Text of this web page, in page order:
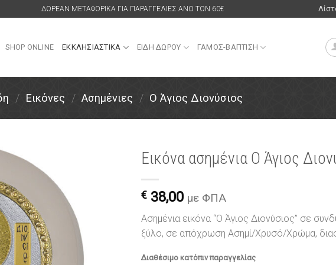
ΔΩΡΕΑΝ ΜΕΤΑΦΟΡΙΚΑ ΓΙΑ ΠΑΡΑΓΓΕΛΙΕΣ ΑΝΩ ΤΩΝ 60€
SHOP ONLINE ΕΚΚΛΗΣΙΑΣΤΙΚΑ ΕΙΔΗ ΔΩΡΟΥ ΓΑΜΟΣ-ΒΑΠΤΙΣΗ
/ Εικόνες / Ασημένιες / Ο Άγιος Διονύσιος
επιθυμιών
Εικόνα ασημένια Ο Άγιος
€ 38,00 με ΦΠΑ
Ασημένια εικόνα “Ο Άγιος Διονύσιος” σε
ξύλο, σε απόχρωση Ασημί/Χρυσό/Χρώμα,
Διαθέσιμο κατόπιν παραγγελίας